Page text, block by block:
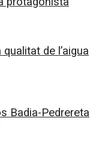
de l’aigua
Badia-Pedrereta